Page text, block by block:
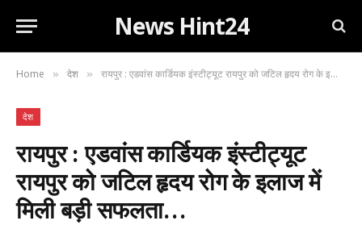
News Hint24
Home » देश » रायपुर : एडवांस कार्डियक इंस्टीट्यूट रायपुर को जटिल हृदय रोग के इलाज में मिली बड़ी सफलता…
देश
रायपुर : एडवांस कार्डियक इंस्टीट्यूट
रायपुर को जटिल हृदय रोग के इलाज में
मिली बड़ी सफलता…